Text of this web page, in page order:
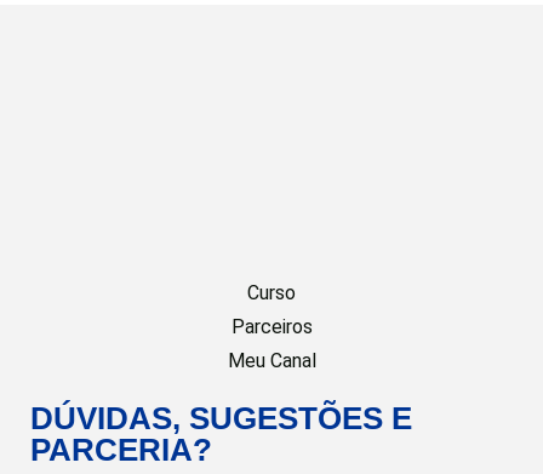
Curso
Parceiros
Meu Canal
DÚVIDAS, SUGESTÕES E
PARCERIA?